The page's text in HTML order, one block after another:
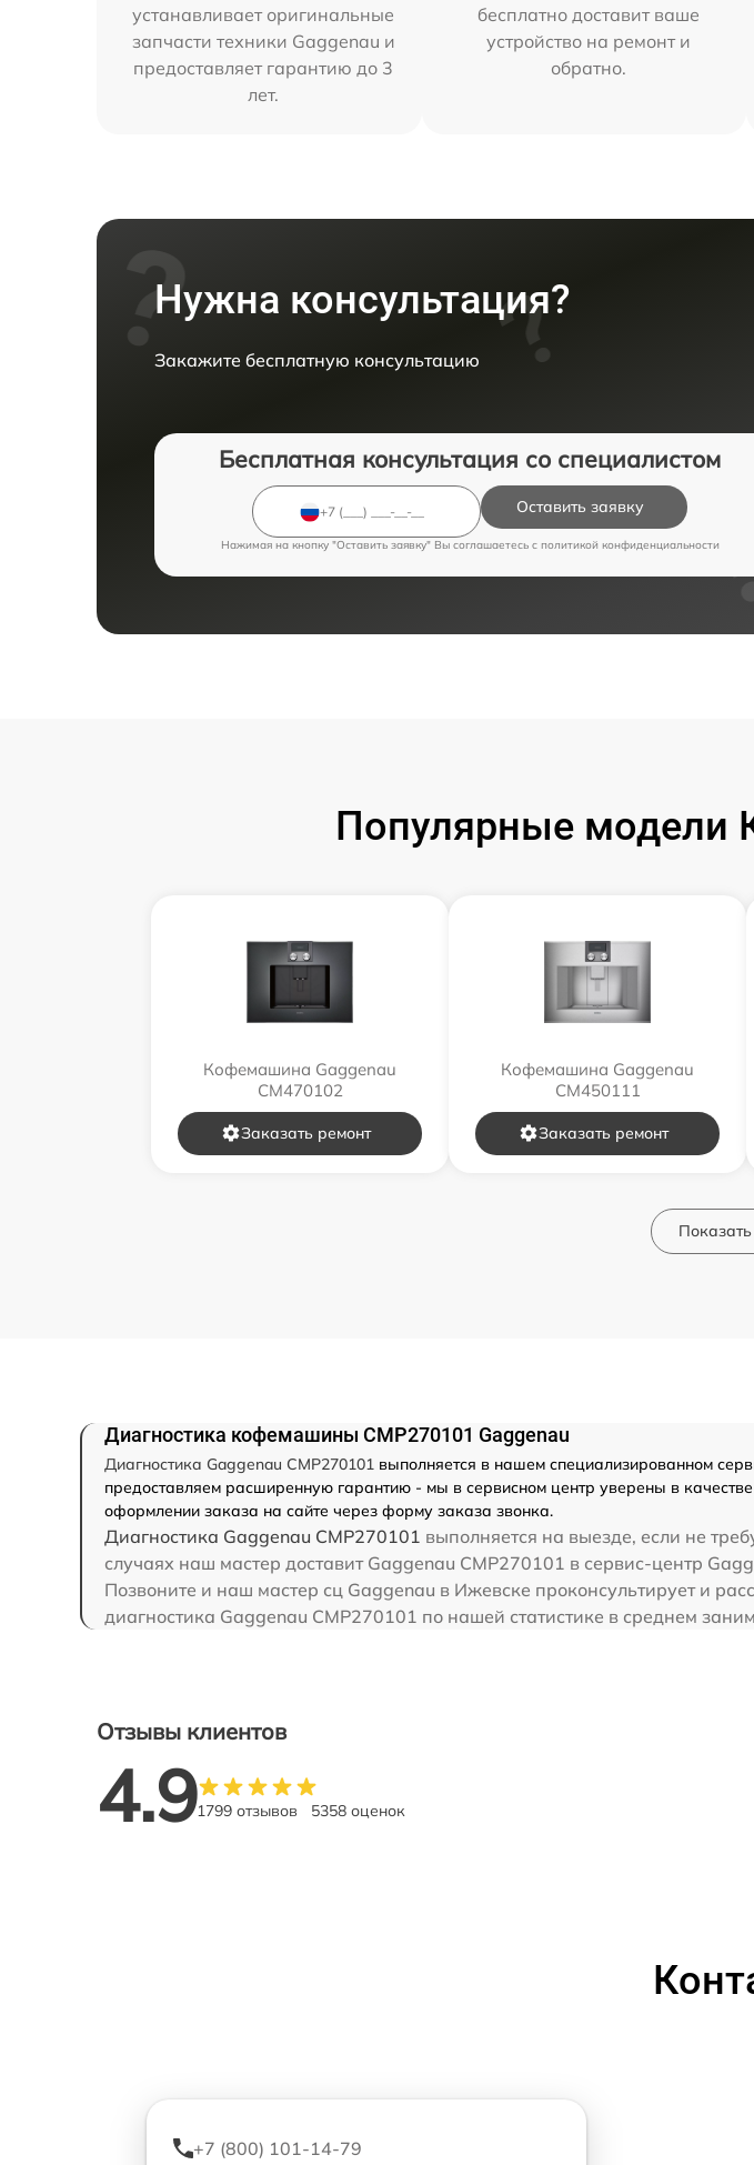
устанавливает оригинальные
запчасти техники Gaggenau и
предоставляет гарантию до 3
лет.
бесплатно доставит ваше
устройство на ремонт и
обратно.
Нужна консультация?
Закажите бесплатную консультацию
Бесплатная консультация со специалистом
Оставить заявку
Нажимая на кнопку "Оставить заявку" Вы соглашаетесь c политикой конфиденциальности
Популярные модели
Кофемашина Gaggenau
CM470102
Заказать ремонт
Кофемашина Gaggenau
CM450111
Заказать ремонт
Диагностика кофемашины CMP270101 Gaggenau
Диагностика Gaggenau CMP270101 выполняется в нашем специализированном
предоставляем расширенную гарантию - мы в сервисном центр уверены в
оформлении заказа на сайте через форму заказа звонка.
Диагностика Gaggenau CMP270101 выполняется на выезде, если не
случаях наш мастер доставит Gaggenau CMP270101 в сервис-центр
Позвоните и наш мастер сц Gaggenau в Ижевске проконсультирует и
диагностика Gaggenau CMP270101 по нашей статистике в среднем
Отзывы клиентов
4.91799 отзывов 5358 оценок
+7 (800) 101-14-79